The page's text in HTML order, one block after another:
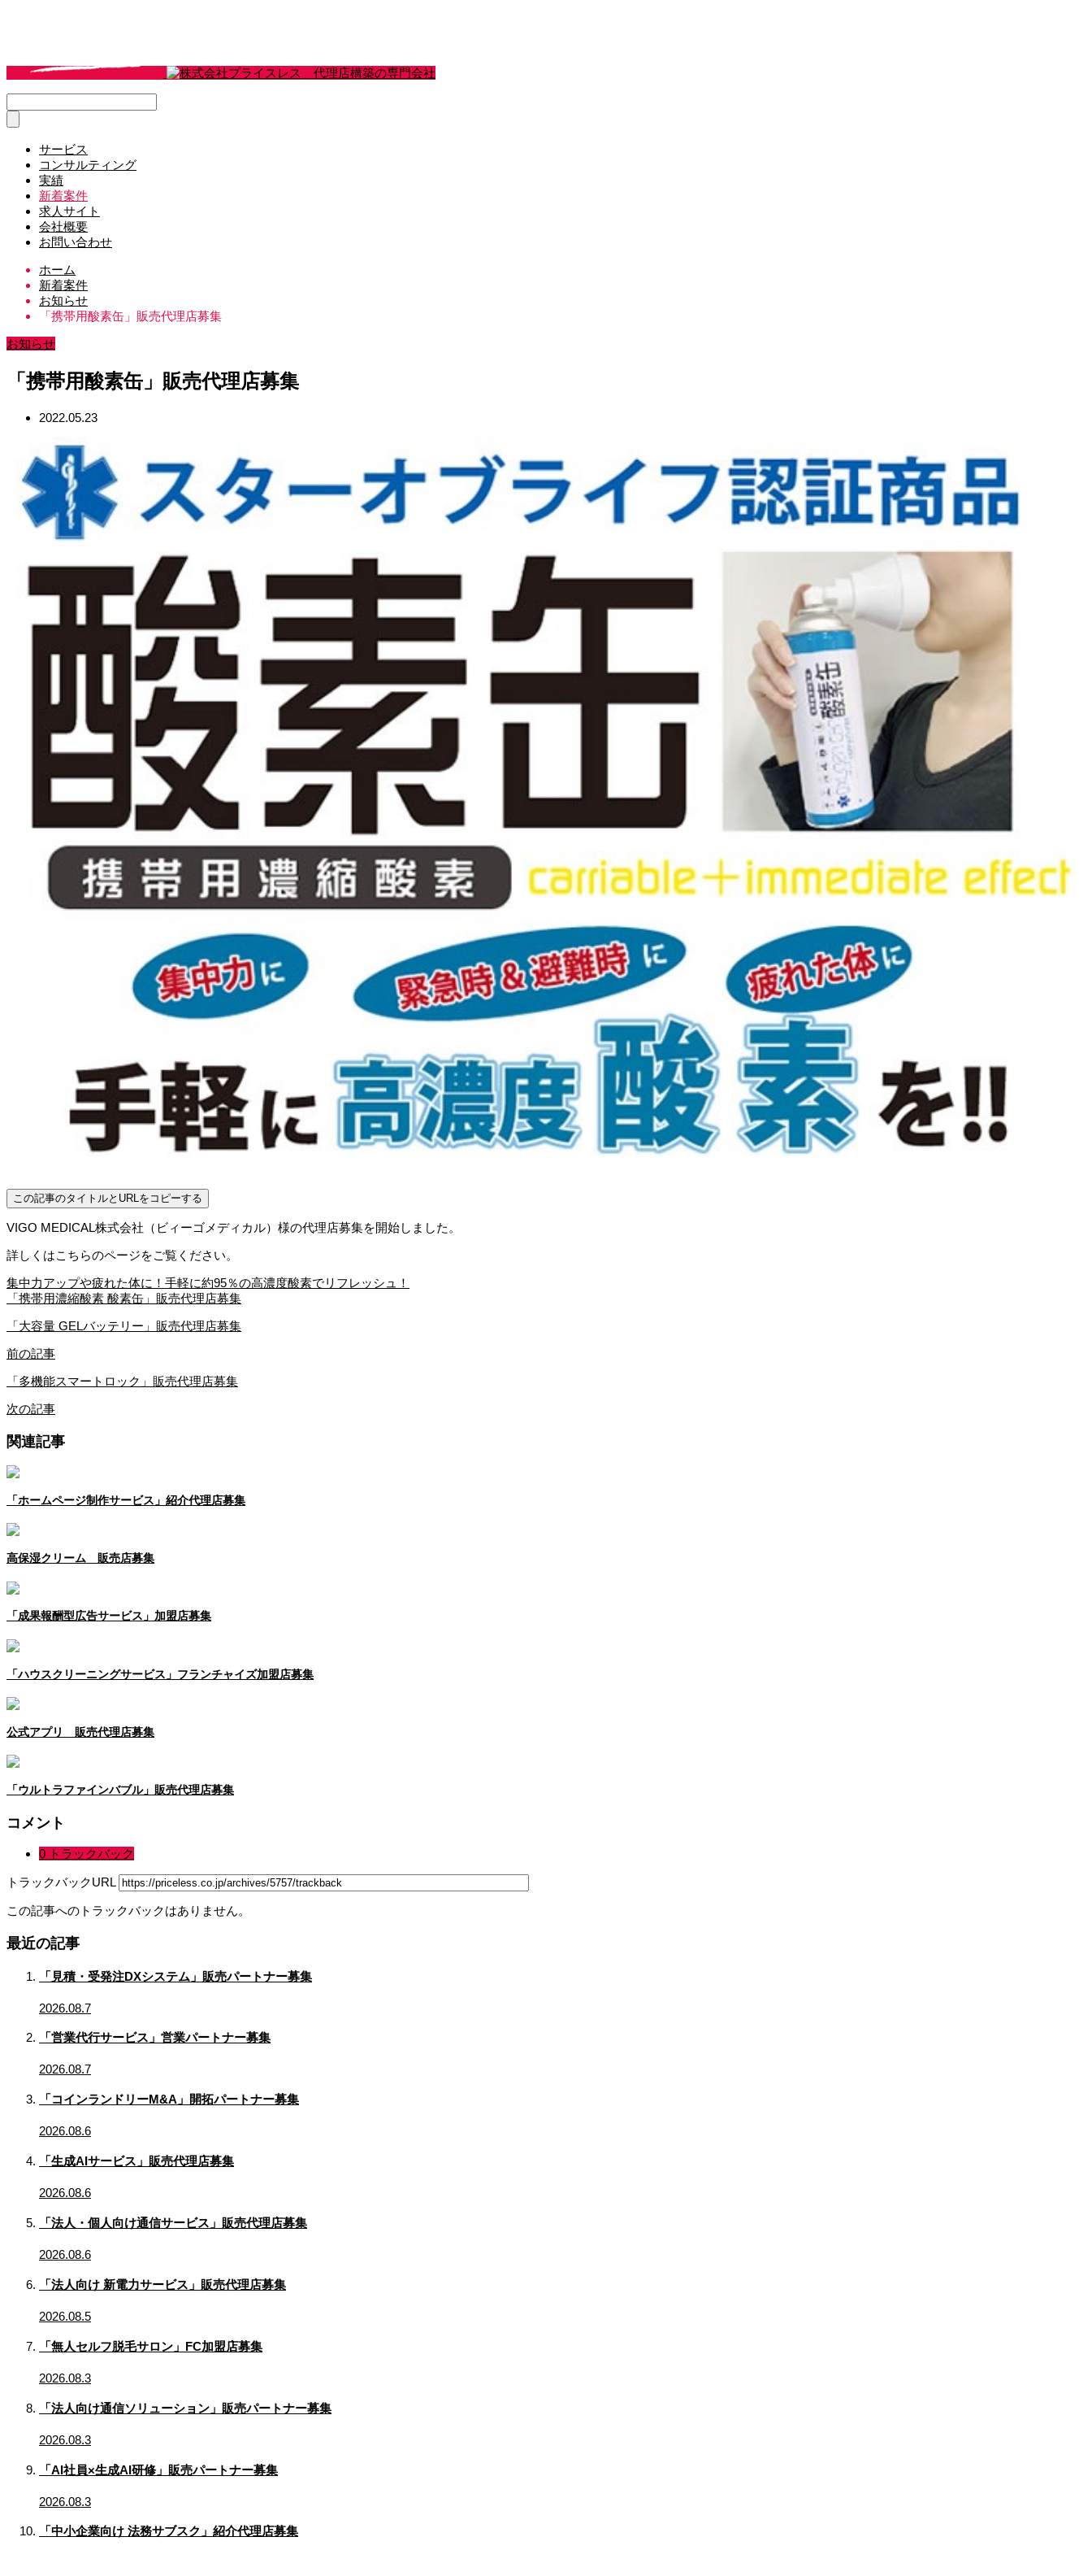
サービス
コンサルティング
実績
新着案件
求人サイト
会社概要
お問い合わせ
ホーム
新着案件
お知らせ
「携帯用酸素缶」販売代理店募集
お知らせ
「携帯用酸素缶」販売代理店募集
2022.05.23
この記事のタイトルとURLをコピーする
VIGO MEDICAL株式会社（ビィーゴメディカル）様の代理店募集を開始しました。
詳しくはこちらのページをご覧ください。
集中力アップや疲れた体に！手軽に約95％の高濃度酸素でリフレッシュ！
「携帯用濃縮酸素 酸素缶」販売代理店募集
「大容量 GELバッテリー」販売代理店募集
前の記事
「多機能スマートロック」販売代理店募集
次の記事
関連記事
「ホームページ制作サービス」紹介代理店募集
高保湿クリーム 販売店募集
「成果報酬型広告サービス」加盟店募集
「ハウスクリーニングサービス」フランチャイズ加盟店募集
公式アプリ 販売代理店募集
「ウルトラファインバブル」販売代理店募集
コメント
0 トラックバック
トラックバックURL
この記事へのトラックバックはありません。
最近の記事
「見積・受発注DXシステム」販売パートナー募集
2026.08.7
「営業代行サービス」営業パートナー募集
2026.08.7
「コインランドリーM&A」開拓パートナー募集
2026.08.6
「生成AIサービス」販売代理店募集
2026.08.6
「法人・個人向け通信サービス」販売代理店募集
2026.08.6
「法人向け 新電力サービス」販売代理店募集
2026.08.5
「無人セルフ脱毛サロン」FC加盟店募集
2026.08.3
「法人向け通信ソリューション」販売パートナー募集
2026.08.3
「AI社員×生成AI研修」販売パートナー募集
2026.08.3
「中小企業向け 法務サブスク」紹介代理店募集